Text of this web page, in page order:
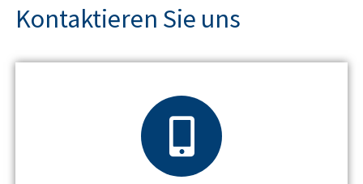
Kontaktieren Sie uns